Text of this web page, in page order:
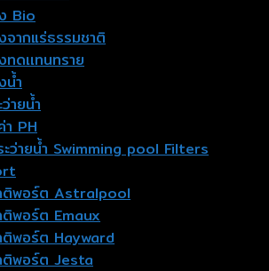
Bio
จากแร่ธรรมชาติ
ทดเเทนทราย
น้ำ
ายน้ำ
า PH
ะว่ายน้ำ Swimming pool Filters
พอร์ต Astralpool
พอร์ต Emaux
พอร์ต Hayward
พอร์ต Jesta